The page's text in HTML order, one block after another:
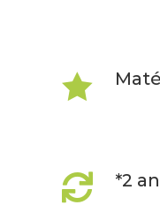

 *2